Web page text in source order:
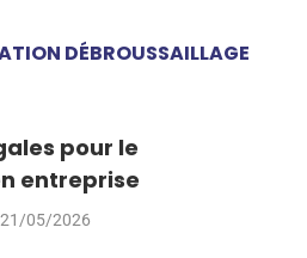
DÉBROUSSAILLAGE
pour le
entreprise
21/05/2026